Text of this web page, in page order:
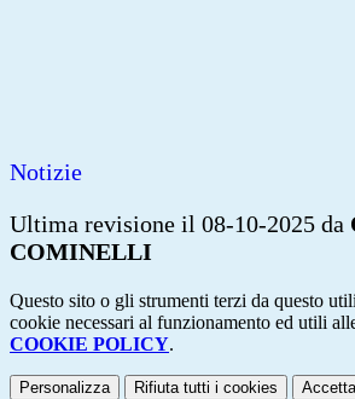
Notizie
Ultima revisione il 08-10-2025 da
COMINELLI
Questo sito o gli strumenti terzi da questo
cookie necessari al funzionamento ed utili
COOKIE POLICY.
Personalizza Rifiuta tutti i cookies